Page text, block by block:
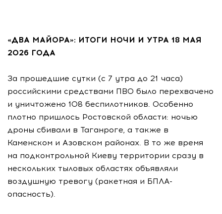
«ДВА МАЙОРА»: ИТОГИ НОЧИ И УТРА 18 МАЯ
2026 ГОДА
За прошедшие сутки (с 7 утра до 21 часа)
российскими средствами ПВО было перехвачено
и уничтожено 108 беспилотников. Особенно
плотно пришлось Ростовской области: ночью
дроны сбивали в Таганроге, а также в
Каменском и Азовском районах. В то же время
на подконтрольной Киеву территории сразу в
нескольких тыловых областях объявляли
воздушную тревогу (ракетная и БПЛА-
опасность).